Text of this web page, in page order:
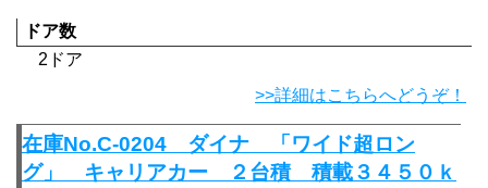
ドア数
2ドア
>>詳細はこちらへどうぞ！
在庫No.C-0204 ダイナ 「ワイド超ロン
グ」 キャリアカー ２台積 積載３４５０ｋ